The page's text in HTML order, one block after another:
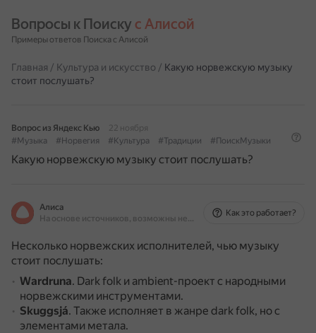
Вопросы к Поиску с Алисой
Примеры ответов Поиска с Алисой
Главная / Культура и искусство / Какую норвежскую музыку
стоит послушать?
Вопрос из Яндекс Кью
22 ноября
#Музыка
#Норвегия #Культура #Традиции #ПоискМузыки
Какую норвежскую музыку стоит послушать?
Алиса
На основе источников, возможны неточности
Как это работает?
Несколько норвежских исполнителей, чью музыку
стоит послушать:
Wardruna. Dark folk и ambient-проект с народными
норвежскими инструментами.
Skuggsjá. Также исполняет в жанре dark folk, но с
элементами метала.